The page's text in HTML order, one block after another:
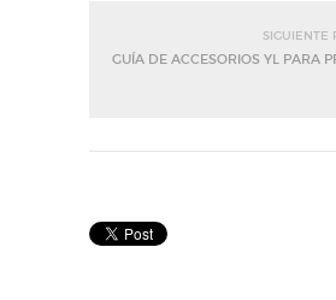
SIGUIENTE
GUÍA DE ACCESORIOS YL PARA